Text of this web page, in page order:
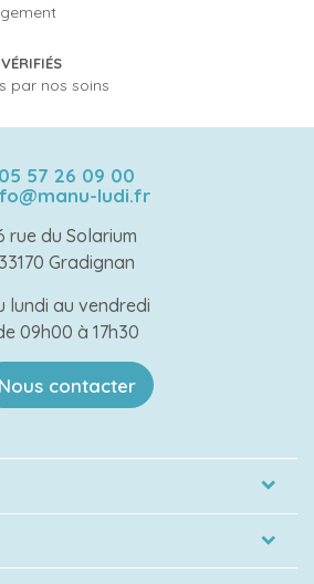
par nos soins
05 57 26 09 00
ludi.fr
rue du Solarium
33170 Gradignan
lundi au vendredi
09h00 à 17h30
Nous contacter